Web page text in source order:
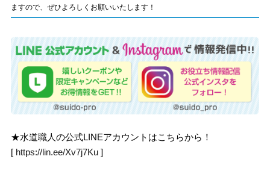
ますので、ぜひよろしくお願いいたします！
★水道職人の公式LINEアカウントはこちらから！
[ https://lin.ee/Xv7j7Ku ]